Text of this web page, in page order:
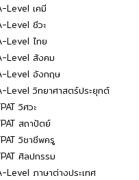
Level เคมี
Level ชีวะ
Level ไทย
Level สังคม
Level อังกฤษ
Level วิทยาศาสตร์ประยุกต์
วิศวะ
สถาปัตย์
วิชาชีพครู
ศิลปกรรม
Level ภาษาต่างประเทศ